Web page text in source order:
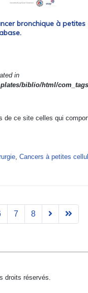
bronchique à petites
in
biblio/html/
de ce site celles qui
, Cancers à petites
Page 2 sur 8
7 8
droits réservés.